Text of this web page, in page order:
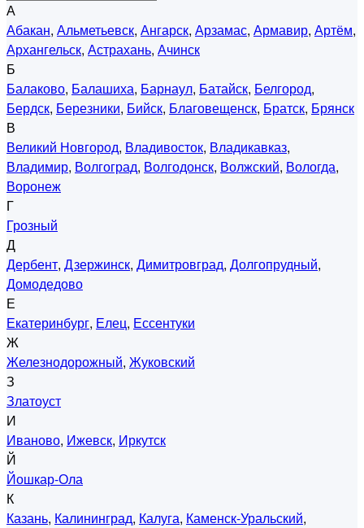
А
Абакан, Альметьевск, Ангарск, Арзамас, Армавир, Артём,
Архангельск, Астрахань, Ачинск
Б
Балаково, Балашиха, Барнаул, Батайск, Белгород,
Бердск, Березники, Бийск, Благовещенск, Братск, Брянск
В
Великий Новгород, Владивосток, Владикавказ,
Владимир, Волгоград, Волгодонск, Волжский, Вологда,
Воронеж
Г
Грозный
Д
Дербент, Дзержинск, Димитровград, Долгопрудный,
Домодедово
Е
Екатеринбург, Елец, Ессентуки
Ж
Железнодорожный, Жуковский
З
Златоуст
И
Иваново, Ижевск, Иркутск
Й
Йошкар-Ола
К
Казань, Калининград, Калуга, Каменск-Уральский,